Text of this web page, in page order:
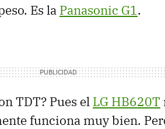
Es la Panasonic G1.
TDT? Pues el LG HB620T
funciona muy bien.